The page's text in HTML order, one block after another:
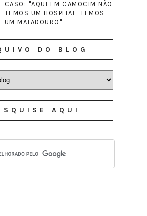
CASO: "AQUI EM CAMOCIM NÃO
TEMOS UM HOSPITAL, TEMOS
UM MATADOURO"
DO BLOG
AQUI